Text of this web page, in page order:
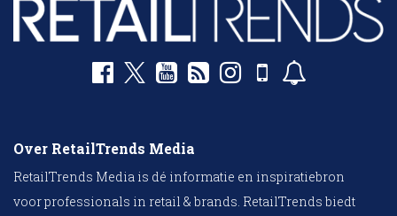
Over RetailTrends Media
RetailTrends Media is dé informatie en inspiratiebron
voor professionals in retail & brands. RetailTrends biedt